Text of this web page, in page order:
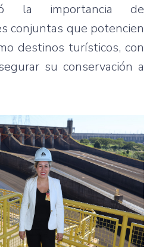
la importancia de
conjuntas que potencien
destinos turísticos, con
su conservación a